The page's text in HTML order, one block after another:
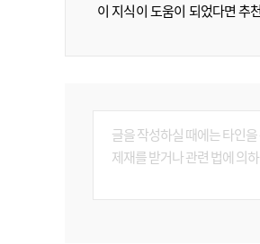
이 지식이 도움이 되었다면 추